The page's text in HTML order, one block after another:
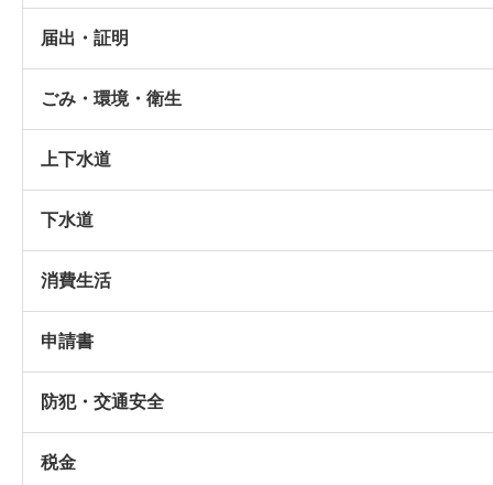
届出・証明
ごみ・環境・衛生
上下水道
下水道
消費生活
申請書
防犯・交通安全
税金